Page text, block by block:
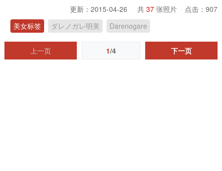
更新：2015-04-26 共37 张照片 点击：907
美女标签
ダレノガレ明美 Darenogare
上一页 1/4 下一页